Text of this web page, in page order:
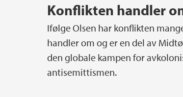
Konflikten handler
Ifølge Olsen har konflikten
handler om og er en del av
den globale kampen for
antisemittismen.